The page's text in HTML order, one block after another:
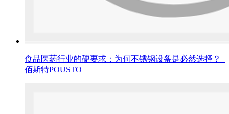
食品医药行业的硬要求：为何不锈钢设备是必然选择？_
佰斯特POUSTO